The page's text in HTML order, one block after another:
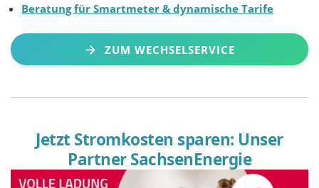
Beratung für Smartmeter & dynamische Tarife
ZUM WECHSELSERVICE
Jetzt Stromkosten sparen: Unser
Partner SachsenEnergie